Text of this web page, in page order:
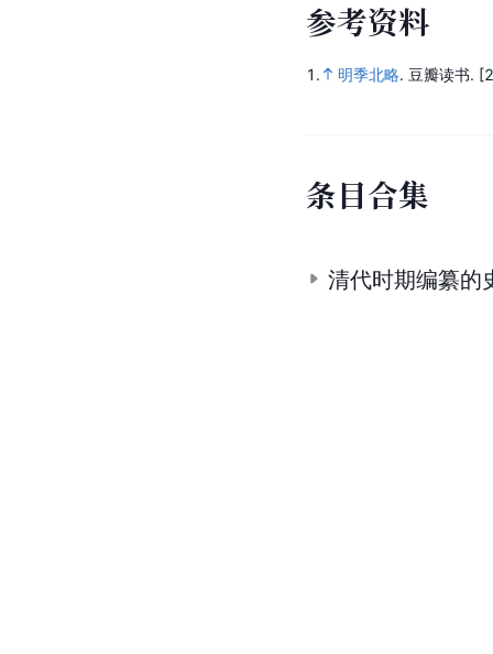
参考资料
1. 明季北略. 豆瓣读书.
条目合集
清代时期编纂的